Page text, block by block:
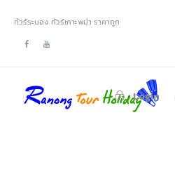
ทัวร์ระนอง ทัวร์เกาะพม่า ราคาถูก
Login